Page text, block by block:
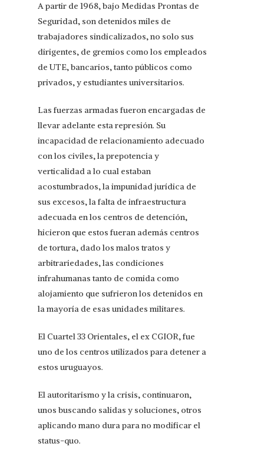
A partir de 1968, bajo Medidas Prontas de
Seguridad, son detenidos miles de
trabajadores sindicalizados, no solo sus
dirigentes, de gremios como los empleados
de UTE, bancarios, tanto públicos como
privados, y estudiantes universitarios.
Las fuerzas armadas fueron encargadas de
llevar adelante esta represión. Su
incapacidad de relacionamiento adecuado
con los civiles, la prepotencia y
verticalidad a lo cual estaban
acostumbrados, la impunidad jurídica de
sus excesos, la falta de infraestructura
adecuada en los centros de detención,
hicieron que estos fueran además centros
de tortura, dado los malos tratos y
arbitrariedades, las condiciones
infrahumanas tanto de comida como
alojamiento que sufrieron los detenidos en
la mayoría de esas unidades militares.
El Cuartel 33 Orientales, el ex CGIOR, fue
uno de los centros utilizados para detener a
estos uruguayos.
El autoritarismo y la crisis, continuaron,
unos buscando salidas y soluciones, otros
aplicando mano dura para no modificar el
status-quo.